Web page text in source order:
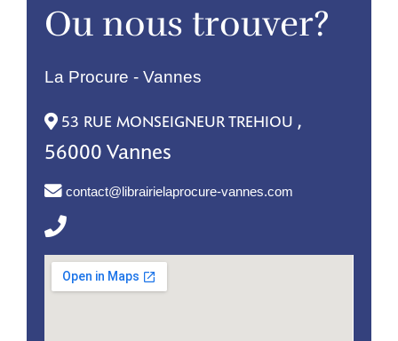
Ou nous trouver?
La Procure - Vannes
53 RUE MONSEIGNEUR TREHIOU ,
56000 Vannes
contact@librairielaprocure-vannes.com